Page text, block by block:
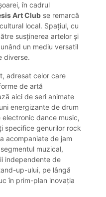
în cadrul
Art Club se remarcă
local. Spațiul, cu
susținerea artelor și
un mediu versatil
diverse.
adresat celor care
de artă
aici de seri animate
energizante de drum
dance music,
specifice genurilor rock
acompaniate de jam
muzical,
independente de
up-ului, pe lângă
în prim-plan inovația